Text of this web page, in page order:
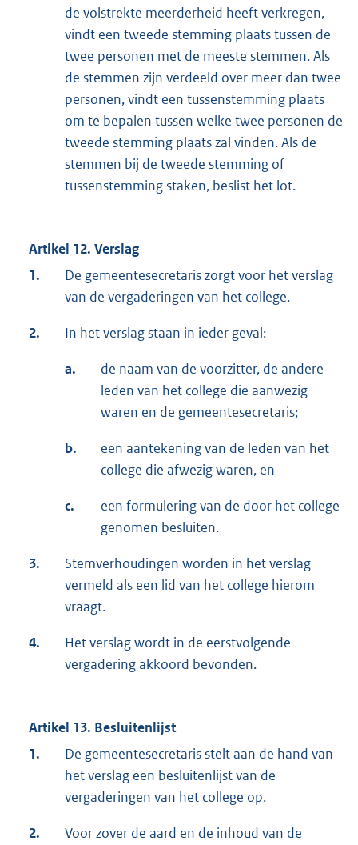
de volstrekte meerderheid heeft verkregen,
vindt een tweede stemming plaats tussen de
twee personen met de meeste stemmen. Als
de stemmen zijn verdeeld over meer dan twee
personen, vindt een tussenstemming plaats
om te bepalen tussen welke twee personen de
tweede stemming plaats zal vinden. Als de
stemmen bij de tweede stemming of
tussenstemming staken, beslist het lot.
Artikel 12. Verslag
1.
De gemeentesecretaris zorgt voor het verslag
van de vergaderingen van het college.
2. In het verslag staan in ieder geval:
a.
de naam van de voorzitter, de andere
leden van het college die aanwezig
waren en de gemeentesecretaris;
b.
een aantekening van de leden van het
college die afwezig waren, en
c.
een formulering van de door het college
genomen besluiten.
3.
Stemverhoudingen worden in het verslag
vermeld als een lid van het college hierom
vraagt.
4.
Het verslag wordt in de eerstvolgende
vergadering akkoord bevonden.
Artikel 13. Besluitenlijst
1.
De gemeentesecretaris stelt aan de hand van
het verslag een besluitenlijst van de
vergaderingen van het college op.
2.
Voor zover de aard en de inhoud van de